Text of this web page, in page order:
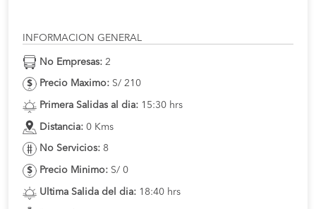
INFORMACION GENERAL
No Empresas: 2
Precio Maximo: S/ 210
Primera Salidas al dia: 15:30 hrs
Distancia: 0 Kms
No Servicios: 8
Precio Minimo: S/ 0
Ultima Salida del dia: 18:40 hrs